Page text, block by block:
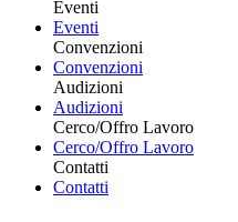
Eventi
Eventi
Convenzioni
Convenzioni
Audizioni
Audizioni
Cerco/Offro Lavoro
Cerco/Offro Lavoro
Contatti
Contatti